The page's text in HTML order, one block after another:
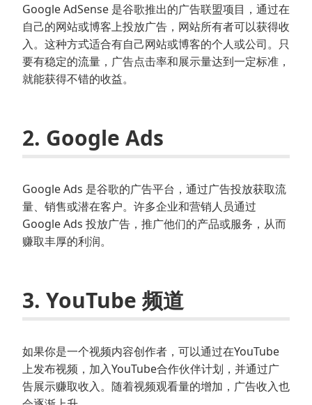
Google AdSense 是谷歌推出的广告联盟项目，通过在
自己的网站或博客上投放广告，网站所有者可以获得收
入。这种方式适合有自己网站或博客的个人或公司。只
要有稳定的流量，广告点击率和展示量达到一定标准，
就能获得不错的收益。
2. Google Ads
Google Ads 是谷歌的广告平台，通过广告投放获取流
量、销售或潜在客户。许多企业和营销人员通过
Google Ads 投放广告，推广他们的产品或服务，从而
赚取丰厚的利润。
3. YouTube 频道
如果你是一个视频内容创作者，可以通过在YouTube
上发布视频，加入YouTube合作伙伴计划，并通过广
告展示赚取收入。随着视频观看量的增加，广告收入也